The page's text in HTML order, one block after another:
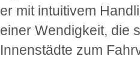
er mit intuitivem
einer Wendigkeit, die
Innenstädte zum